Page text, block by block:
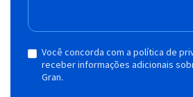
Você concorda com a política de
receber informações adicionais
Gran.